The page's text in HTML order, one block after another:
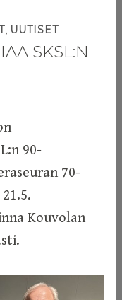
UUTISET
SKSL:N
90-
70-
Kouvolan